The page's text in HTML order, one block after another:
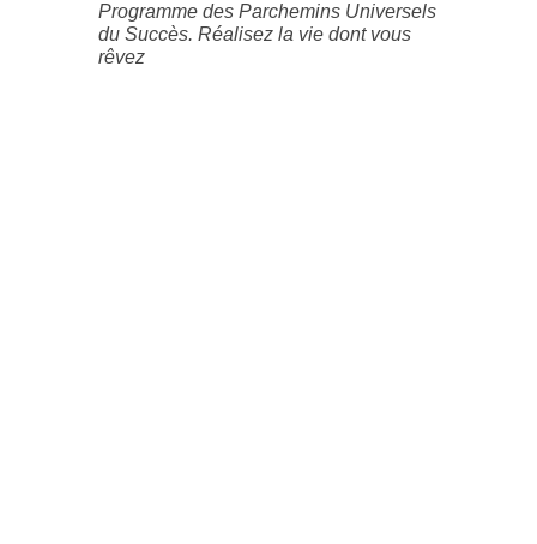
Programme des Parchemins Universels
du Succès. Réalisez la vie dont vous
rêvez